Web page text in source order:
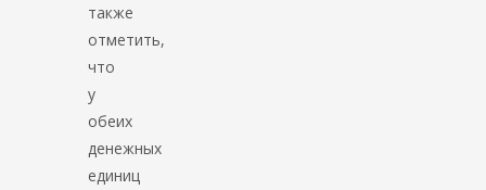
также
отметить,
что
у
обеих
денежных
единиц